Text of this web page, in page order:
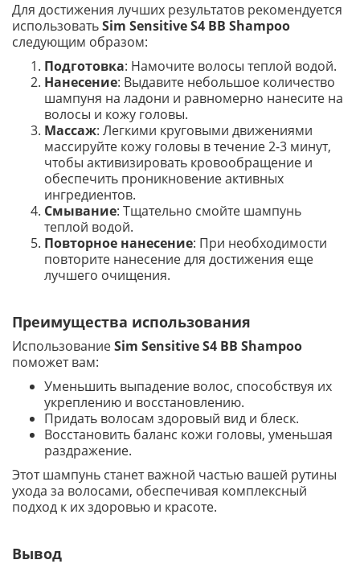
Для достижения лучших результатов рекомендуется
использоватьSim Sensitive S4 BB Shampoo
следующим образом:
Подготовка: Намочите волосы теплой водой.
Нанесение: Выдавите небольшое количество
шампуня на ладони и равномерно нанесите на
волосы и кожу головы.
Массаж: Легкими круговыми движениями
массируйте кожу головы в течение 2-3 минут,
чтобы активизировать кровообращение и
обеспечить проникновение активных
ингредиентов.
Смывание: Тщательно смойте шампунь
теплой водой.
Повторное нанесение: При необходимости
повторите нанесение для достижения еще
лучшего очищения.
Преимущества использования
ИспользованиеSim Sensitive S4 BB Shampoo
поможет вам:
Уменьшить выпадение волос, способствуя их
укреплению и восстановлению.
Придать волосам здоровый вид и блеск.
Восстановить баланс кожи головы, уменьшая
раздражение.
Этот шампунь станет важной частью вашей рутины
ухода за волосами, обеспечивая комплексный
подход к их здоровью и красоте.
Вывод